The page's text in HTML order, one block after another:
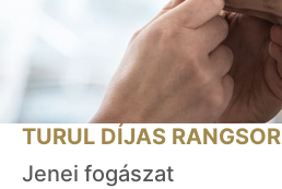
TURUL DÍJAS RANGSOR
Jenei fogászat